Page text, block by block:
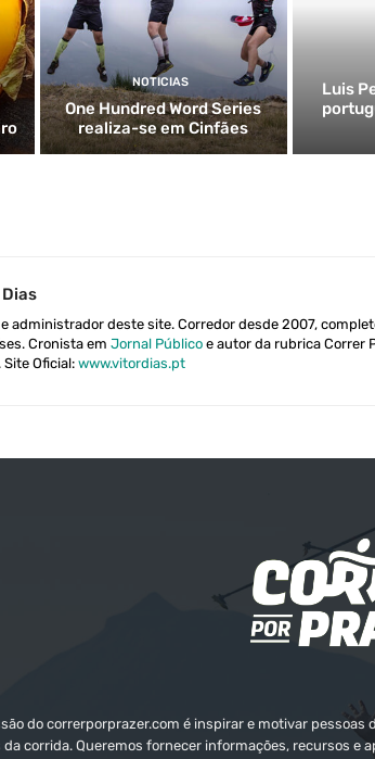
NOTICIAS
One Hundred Word Series
realiza-se em Cinfães
Luis
administrador deste site. Corredor desde 2007,
Cronista em Jornal Público e autor da rubrica Correr
. Site Oficial: www.vitordias.pt
do correrporprazer.com é inspirar e motivar
da corrida. Queremos fornecer informações, recursos e